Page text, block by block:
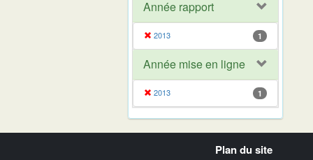
Année rapport
2013 1
Année mise en ligne
2013 1
Plan du site